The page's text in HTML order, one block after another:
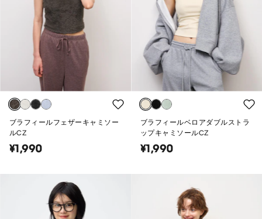
ブラフィールフェザーキャミソー
ルCZ
¥1,990
ブラフィールベロアダブルストラ
ップキャミソールCZ
¥1,990